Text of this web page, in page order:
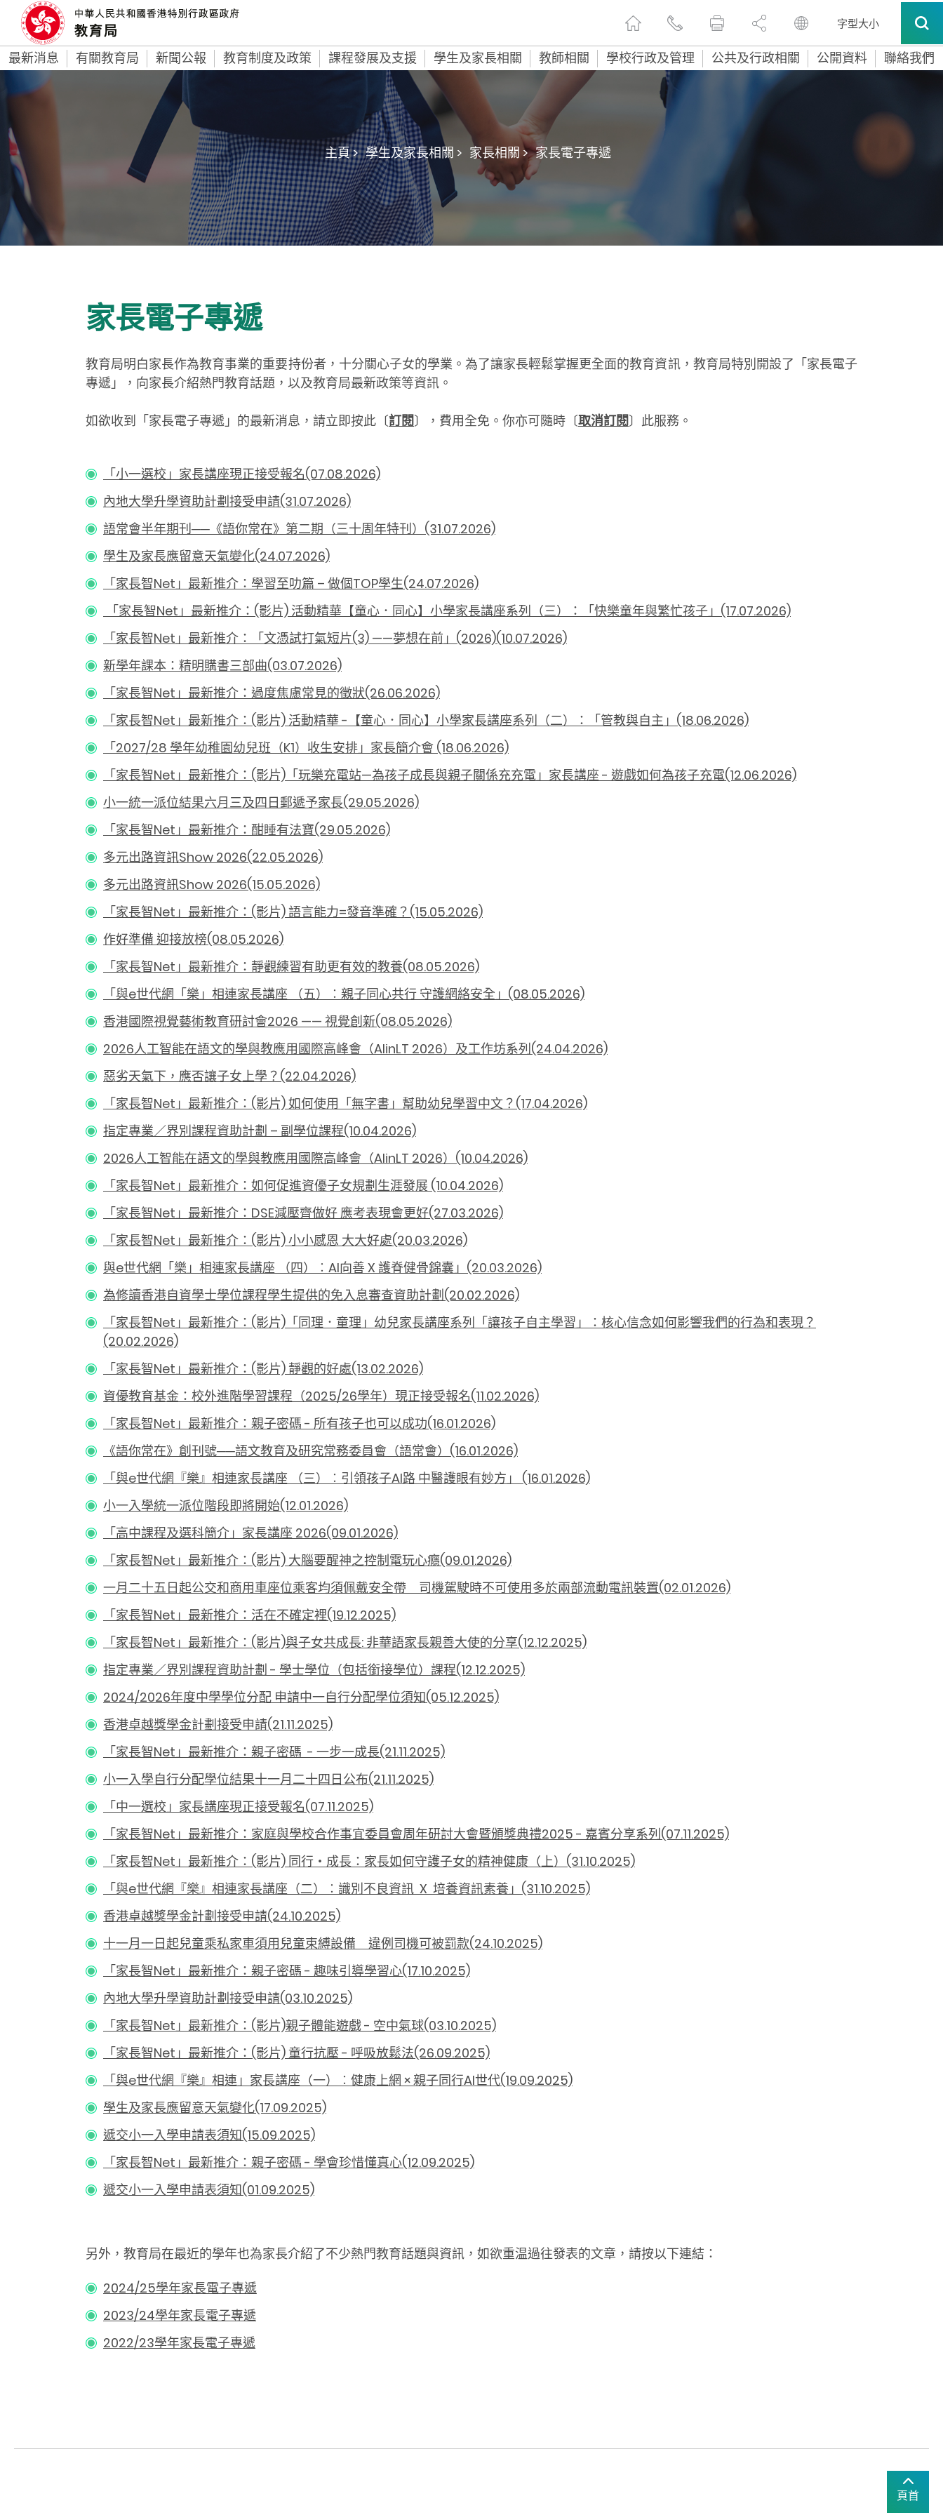
字型大小
最新消息 有關教育局 新聞公報 教育制度及政策 課程發展及支援 學生及家長相關 教師相關 學校行政及管理 公共及行政相關 公開資料 聯絡我們
主頁 > 學生及家長相關 > 家長相關 > 家長電子專遞
家長電子專遞
教育局明白家長作為教育事業的重要持份者，十分關心子女的學業。為了讓家長輕鬆掌握更全面的教育資訊，教育局特別開設了「家長電子
專遞」，向家長介紹熱門教育話題，以及教育局最新政策等資訊。
如欲收到「家長電子專遞」的最新消息，請立即按此〔訂閱〕，費用全免。你亦可隨時〔取消訂閱〕此服務。
「小一選校」家長講座現正接受報名(07.08.2026)
內地大學升學資助計劃接受申請(31.07.2026)
語常會半年期刊──《語你常在》第二期（三十周年特刊）(31.07.2026)
學生及家長應留意天氣變化(24.07.2026)
「家長智Net」最新推介：學習至叻篇 – 做個TOP學生(24.07.2026)
「家長智Net」最新推介：(影片) 活動精華【童心．同心】小學家長講座系列（三）：「快樂童年與繁忙孩子」(17.07.2026)
「家長智Net」最新推介：「文憑試打氣短片(3) ——夢想在前」(2026)(10.07.2026)
新學年課本：精明購書三部曲(03.07.2026)
「家長智Net」最新推介：過度焦慮常見的徵狀(26.06.2026)
「家長智Net」最新推介：(影片) 活動精華 -【童心．同心】小學家長講座系列（二）：「管教與自主」(18.06.2026)
「2027/28 學年幼稚園幼兒班（K1）收生安排」家長簡介會 (18.06.2026)
「家長智Net」最新推介：(影片)「玩樂充電站—為孩子成長與親子關係充充電」家長講座 - 遊戲如何為孩子充電(12.06.2026)
小一統一派位結果六月三及四日郵遞予家長(29.05.2026)
「家長智Net」最新推介：酣睡有法寶(29.05.2026)
多元出路資訊Show 2026(22.05.2026)
多元出路資訊Show 2026(15.05.2026)
「家長智Net」最新推介：(影片) 語言能力=發音準確？(15.05.2026)
作好準備 迎接放榜(08.05.2026)
「家長智Net」最新推介：靜觀練習有助更有效的教養(08.05.2026)
「與e世代網「樂」相連家長講座 （五）︰親子同心共行 守護網絡安全」(08.05.2026)
香港國際視覺藝術教育研討會2026 —— 視覺創新(08.05.2026)
2026人工智能在語文的學與教應用國際高峰會（AIinLT 2026）及工作坊系列(24.04.2026)
惡劣天氣下，應否讓子女上學？(22.04.2026)
「家長智Net」最新推介：(影片) 如何使用「無字書」幫助幼兒學習中文？(17.04.2026)
指定專業／界別課程資助計劃 – 副學位課程(10.04.2026)
2026人工智能在語文的學與教應用國際高峰會（AIinLT 2026）(10.04.2026)
「家長智Net」最新推介：如何促進資優子女規劃生涯發展 (10.04.2026)
「家長智Net」最新推介：DSE減壓齊做好 應考表現會更好(27.03.2026)
「家長智Net」最新推介：(影片) 小小感恩 大大好處(20.03.2026)
與e世代網「樂」相連家長講座 （四）︰AI向善 X 護脊健骨錦囊」(20.03.2026)
為修讀香港自資學士學位課程學生提供的免入息審查資助計劃(20.02.2026)
「家長智Net」最新推介：(影片)「同理．童理」幼兒家長講座系列「讓孩子自主學習」：核心信念如何影響我們的行為和表現？
(20.02.2026)
「家長智Net」最新推介：(影片) 靜觀的好處(13.02.2026)
資優教育基金：校外進階學習課程（2025/26學年）現正接受報名(11.02.2026)
「家長智Net」最新推介：親子密碼 - 所有孩子也可以成功(16.01.2026)
《語你常在》創刊號──語文教育及研究常務委員會（語常會） (16.01.2026)
「與e世代網『樂』相連家長講座 （三）︰引領孩子AI路 中醫護眼有妙方」 (16.01.2026)
小一入學統一派位階段即將開始(12.01.2026)
「高中課程及選科簡介」家長講座 2026(09.01.2026)
「家長智Net」最新推介：(影片) 大腦要醒神之控制電玩心癮(09.01.2026)
一月二十五日起公交和商用車座位乘客均須佩戴安全帶 司機駕駛時不可使用多於兩部流動電訊裝置(02.01.2026)
「家長智Net」最新推介：活在不確定裡(19.12.2025)
「家長智Net」最新推介：(影片)與子女共成長: 非華語家長親善大使的分享(12.12.2025)
指定專業／界別課程資助計劃 - 學士學位（包括銜接學位）課程(12.12.2025)
2024/2026年度中學學位分配 申請中一自行分配學位須知(05.12.2025)
香港卓越獎學金計劃接受申請(21.11.2025)
「家長智Net」最新推介：親子密碼 - 一步一成長(21.11.2025)
小一入學自行分配學位結果十一月二十四日公布(21.11.2025)
「中一選校」家長講座現正接受報名(07.11.2025)
「家長智Net」最新推介：家庭與學校合作事宜委員會周年研討大會暨頒獎典禮2025 - 嘉賓分享系列(07.11.2025)
「家長智Net」最新推介：(影片) 同行‧成長：家長如何守護子女的精神健康（上）(31.10.2025)
「與e世代網『樂』相連家長講座（二）︰識別不良資訊 X 培養資訊素養」(31.10.2025)
香港卓越獎學金計劃接受申請(24.10.2025)
十一月一日起兒童乘私家車須用兒童束縛設備 違例司機可被罰款(24.10.2025)
「家長智Net」最新推介：親子密碼 - 趣味引導學習心(17.10.2025)
內地大學升學資助計劃接受申請(03.10.2025)
「家長智Net」最新推介：(影片)親子體能遊戲 - 空中氣球(03.10.2025)
「家長智Net」最新推介：(影片) 童行抗壓 - 呼吸放鬆法(26.09.2025)
「與e世代網『樂』相連」家長講座（一）︰健康上網 × 親子同行AI世代(19.09.2025)
學生及家長應留意天氣變化(17.09.2025)
遞交小一入學申請表須知(15.09.2025)
「家長智Net」最新推介：親子密碼 - 學會珍惜懂真心(12.09.2025)
遞交小一入學申請表須知(01.09.2025)
另外，教育局在最近的學年也為家長介紹了不少熱門教育話題與資訊，如欲重温過往發表的文章，請按以下連結：
2024/25學年家長電子專遞
2023/24學年家長電子專遞
2022/23學年家長電子專遞
頁首